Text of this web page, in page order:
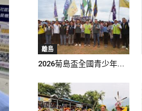
離島
2026菊島盃全國青少年...